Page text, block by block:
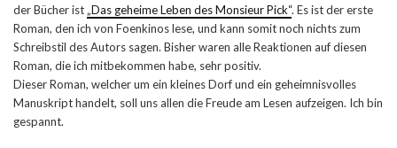
der Bücher ist „Das geheime Leben des Monsieur Pick“. Es ist der erste
Roman, den ich von Foenkinos lese, und kann somit noch nichts zum
Schreibstil des Autors sagen. Bisher waren alle Reaktionen auf diesen
Roman, die ich mitbekommen habe, sehr positiv.
Dieser Roman, welcher um ein kleines Dorf und ein geheimnisvolles
Manuskript handelt, soll uns allen die Freude am Lesen aufzeigen. Ich bin
gespannt.